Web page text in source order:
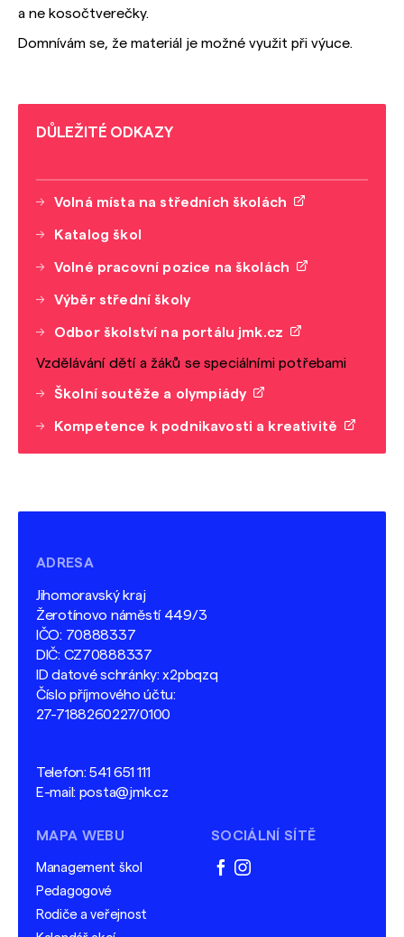
a ne kosočtverečky.
Domnívám se, že materiál je možné využit při výuce.
DŮLEŽITÉ ODKAZY
Volná místa na středních školách
Katalog škol
Volné pracovní pozice na školách
Výběr střední školy
Odbor školství na portálu jmk.cz
Vzdělávání dětí a žáků se speciálními potřebami
Školní soutěže a olympiády
Kompetence k podnikavosti a kreativitě
ADRESA
Jihomoravský kraj
Žerotínovo náměstí 449/3
IČO: 70888337
DIČ: CZ70888337
ID datové schránky: x2pbqzq
Číslo příjmového účtu:
27-7188260227/0100
Telefon:541 651 111
E-mail: posta@jmk.cz
MAPA WEBU
Management škol
Pedagogové
Rodiče a veřejnost
SOCIÁLNÍ SÍTĚ
facebook
instagram